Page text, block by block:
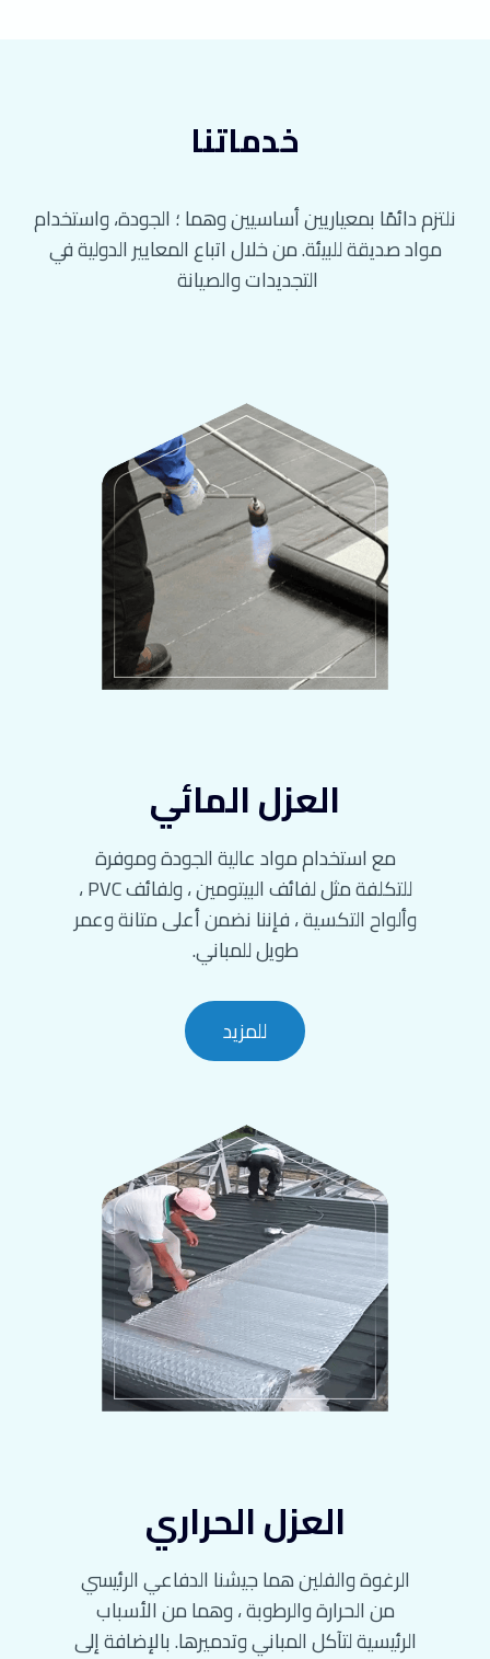
خدماتنا
نلتزم دائمًا بمعياريين أساسيين وهما ؛ الجودة، واستخدام
مواد صديقة للبيئة. من خلال اتباع المعايير الدولية في
التجديدات والصيانة
العزل المائي
مع استخدام مواد عالية الجودة وموفرة
للتكلفة مثل لفائف البيتومين ، ولفائف PVC ،
وألواح التكسية ، فإننا نضمن أعلى متانة وعمر
طويل للمباني.
للمزيد
العزل الحراري
الرغوة والفلين هما جيشنا الدفاعي الرئيسي
من الحرارة والرطوبة ، وهما من الأسباب
الرئيسية لتآكل المباني وتدميرها. بالإضافة إلى